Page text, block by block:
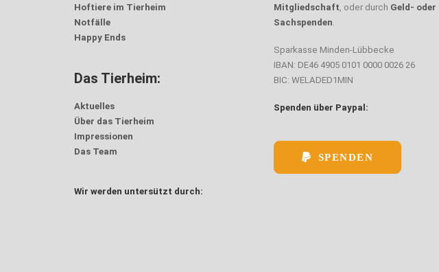
Hoftiere im Tierheim
Notfälle
Happy Ends
Das Tierheim:
Aktuelles
Über das Tierheim
Impressionen
Das Team
Wir werden untersützt durch:
Mitgliedschaft, oder durch Geld- oder
Sachspenden.
Sparkasse Minden-Lübbecke
IBAN: DE46 4905 0101 0000 0026 26
BIC: WELADED1MIN
Spenden über Paypal:
SPENDEN